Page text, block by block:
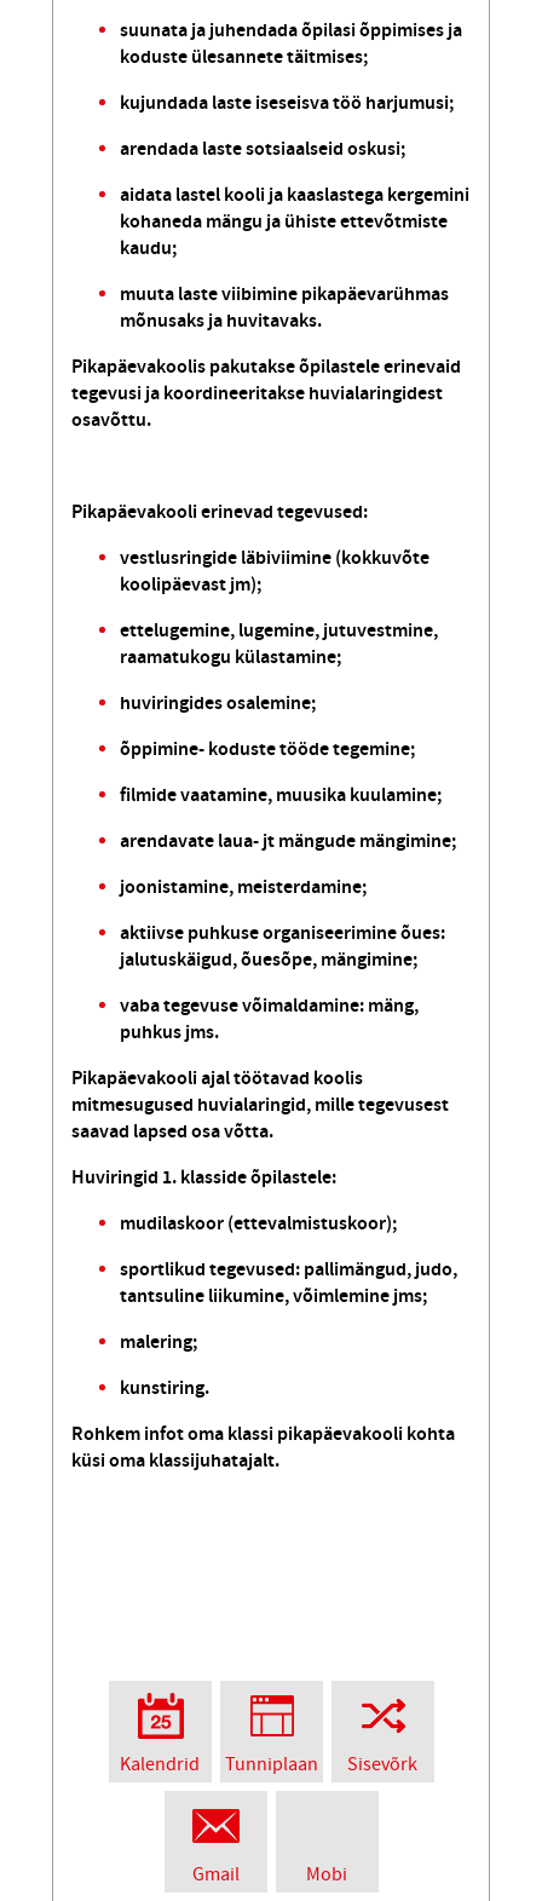
suunata ja juhendada õpilasi õppimises ja
koduste ülesannete täitmises;
kujundada laste iseseisva töö harjumusi;
arendada laste sotsiaalseid oskusi;
aidata lastel kooli ja kaaslastega kergemini
kohaneda mängu ja ühiste ettevõtmiste
kaudu;
muuta laste viibimine pikapäevarühmas
mõnusaks ja huvitavaks.
Pikapäevakoolis pakutakse õpilastele erinevaid
tegevusi ja koordineeritakse huvialaringidest
osavõttu.
Pikapäevakooli erinevad tegevused:
vestlusringide läbiviimine (kokkuvõte
koolipäevast jm);
ettelugemine, lugemine, jutuvestmine,
raamatukogu külastamine;
huviringides osalemine;
õppimine- koduste tööde tegemine;
filmide vaatamine, muusika kuulamine;
arendavate laua- jt mängude mängimine;
joonistamine, meisterdamine;
aktiivse puhkuse organiseerimine õues:
jalutuskäigud, õuesõpe, mängimine;
vaba tegevuse võimaldamine: mäng,
puhkus jms.
Pikapäevakooli ajal töötavad koolis
mitmesugused huvialaringid, mille tegevusest
saavad lapsed osa võtta.
Huviringid 1. klasside õpilastele:
mudilaskoor (ettevalmistuskoor);
sportlikud tegevused: pallimängud, judo,
tantsuline liikumine, võimlemine jms;
malering;
kunstiring.
Rohkem infot oma klassi pikapäevakooli kohta
küsi oma klassijuhatajalt.
Kalendrid Tunniplaan Sisevõrk
Gmail Mobi